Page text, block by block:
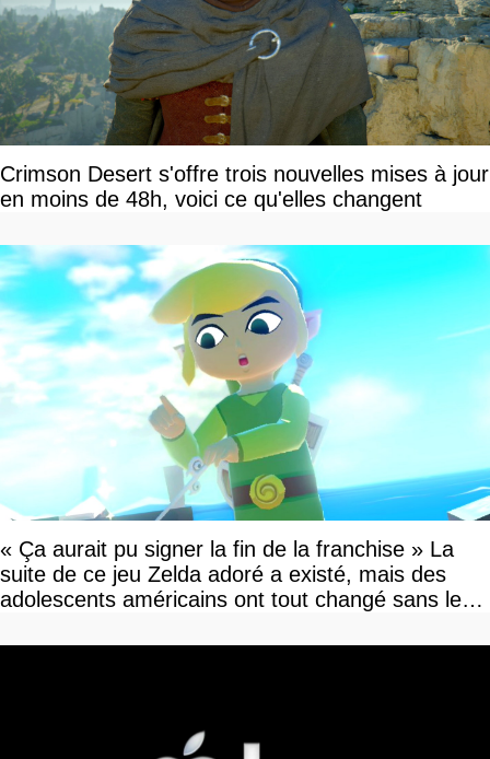
Crimson Desert s'offre trois nouvelles mises à jour
en moins de 48h, voici ce qu'elles changent
« Ça aurait pu signer la fin de la franchise » La
suite de ce jeu Zelda adoré a existé, mais des
adolescents américains ont tout changé sans le